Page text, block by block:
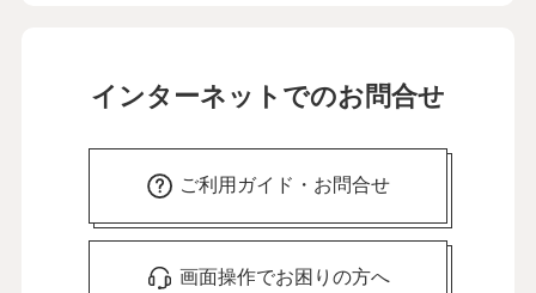
インターネットでのお問合せ
ご利用ガイド・お問合せ
画面操作でお困りの方へ